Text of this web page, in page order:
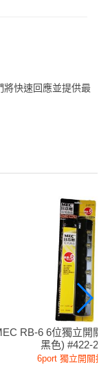
將快速回應並提供最
RB-6 6位獨立開關
黑色) #422-266
6port 獨立開關拖